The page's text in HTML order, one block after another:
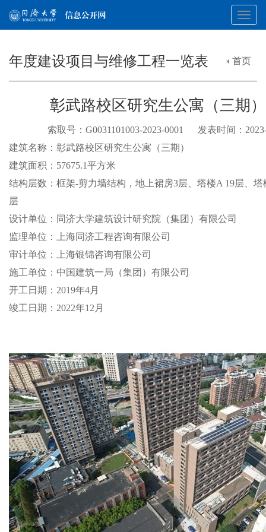
年度建设项目与维修工程一览表 首页
彰武路校区研究生公寓（三期
索取号：G0031101003-2023-0001 发表时间：
建筑名称：彰武路校区研究生公寓（三期）
建筑面积：57675.1平方米
结构层数：框架-剪力墙结构，地上裙房3层、塔楼A 19层、塔
层
设计单位：同济大学建筑设计研究院（集团）有限公司
监理单位：上海同济工程咨询有限公司
审计单位：上海银锦咨询有限公司
施工单位：中国建筑一局（集团）有限公司
开工日期：2019年4月
竣工日期：2022年12月